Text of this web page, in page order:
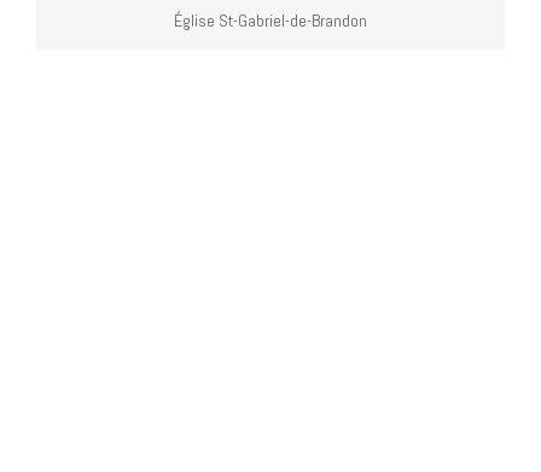
Église St-Gabriel-de-Brandon